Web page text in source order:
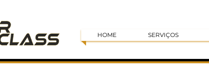
HOME SERVIÇOS